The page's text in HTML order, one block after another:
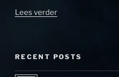
Lees verder“Vrijwilligers
locatievoorstelling
PeerGroup”
RECENT POSTS